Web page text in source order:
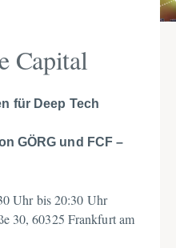
Capital
für Deep Tech
GÖRG und FCF –
Uhr bis 20:30 Uhr
30, 60325 Frankfurt am